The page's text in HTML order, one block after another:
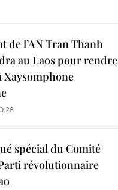
de l’AN Tran Thanh
au Laos pour rendre
Xaysomphone
spécial du Comité
révolutionnaire